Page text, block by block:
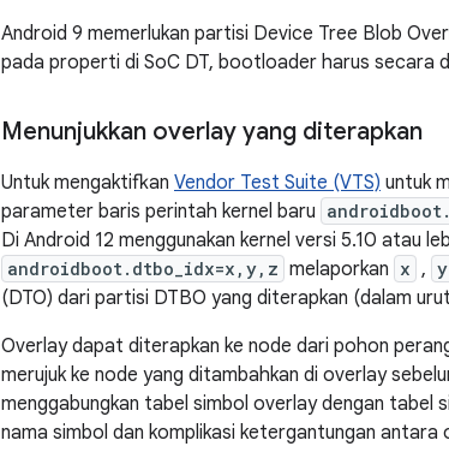
Android 9 memerlukan partisi Device Tree Blob
pada properti di SoC DT, bootloader harus secara
Menunjukkan overlay yang diterapkan
Untuk mengaktifkan Vendor Test Suite (VTS) untuk
parameter baris perintah kernel baru
Di Android 12 menggunakan kernel versi 5.10 atau
androidboot.dtbo_idx=x,y,z melaporkan x , y
(DTO) dari partisi DTBO yang diterapkan (dalam
Overlay dapat diterapkan ke node dari pohon
merujuk ke node yang ditambahkan di overlay
menggabungkan tabel simbol overlay dengan tabel
nama simbol dan komplikasi ketergantungan antara